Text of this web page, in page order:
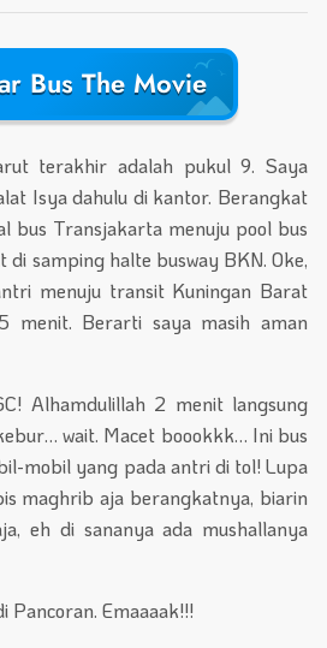
Bus The Movie
terakhir adalah pukul 9. Saya
Isya dahulu di kantor. Berangkat
bus Transjakarta menuju pool bus
di samping halte busway BKN. Oke,
menuju transit Kuningan Barat
menit. Berarti saya masih aman
Alhamdulillah 2 menit langsung
wait. Macet boookkk… Ini bus
mobil yang pada antri di tol! Lupa
maghrib aja berangkatnya, biarin
eh di sananya ada mushallanya
Pancoran. Emaaaak!!!